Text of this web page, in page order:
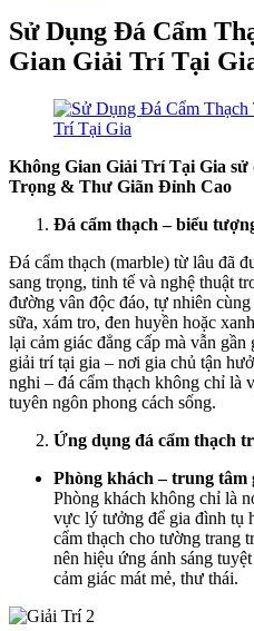
Sử Dụng Đá Cẩm
Gian Giải Trí Tại
Không Gian Giải Trí Tại Gia
Trọng & Thư Giãn Đỉnh Cao
Đá cẩm thạch – biểu
Đá cẩm thạch (marble) từ lâu đã
sang trọng, tinh tế và nghệ thuật
đường vân độc đáo, tự nhiên
sữa, xám tro, đen huyền hoặc
lại cảm giác đẳng cấp mà vẫn
giải trí tại gia – nơi gia chủ tận
nghi – đá cẩm thạch không chỉ là
tuyên ngôn phong cách sống.
Ứng dụng đá cẩm thạch
Phòng khách – trung
Phòng khách không chỉ là
vực lý tưởng để gia đình tụ
cẩm thạch cho tường trang
nên hiệu ứng ánh sáng
cảm giác mát mẻ, thư thái.